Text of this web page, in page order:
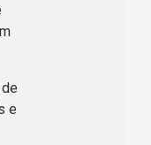
e